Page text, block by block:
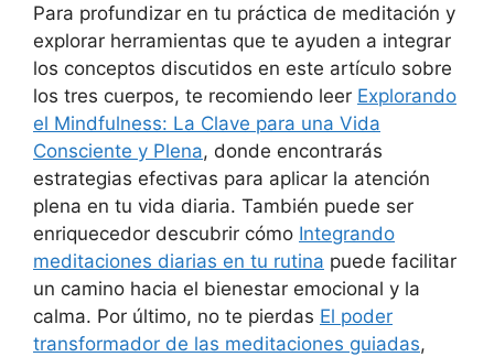
Para profundizar en tu práctica de meditación y
explorar herramientas que te ayuden a integrar
los conceptos discutidos en este artículo sobre
los tres cuerpos, te recomiendo leer Explorando
el Mindfulness: La Clave para una Vida
Consciente y Plena, donde encontrarás
estrategias efectivas para aplicar la atención
plena en tu vida diaria. También puede ser
enriquecedor descubrir cómo Integrando
meditaciones diarias en tu rutina puede facilitar
un camino hacia el bienestar emocional y la
calma. Por último, no te pierdas El poder
transformador de las meditaciones guiadas,